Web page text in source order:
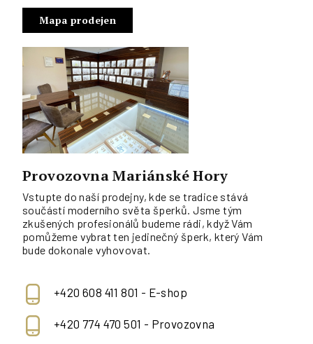
Mapa prodejen
Provozovna Mariánské Hory
Vstupte do naší prodejny, kde se tradice stává
součástí moderního světa šperků. Jsme tým
zkušených profesionálů budeme rádi, když Vám
pomůžeme vybrat ten jedinečný šperk, který Vám
bude dokonale vyhovovat.
+420 608 411 801 - E-shop
+420 774 470 501 - Provozovna